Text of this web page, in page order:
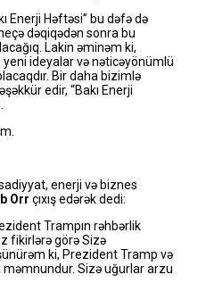
Enerji Həftəsi” bu dəfə də
dəqiqədən sonra bu
Lakin əminəm ki,
ideyalar və nəticəyönümlü
Bir daha bizimlə
edir, “Bakı Enerji
enerji və biznes
Orr çıxış edərək dedi:
Trampın rəhbərlik
fikirlərə görə Sizə
ki, Prezident Tramp və
Sizə uğurlar arzu